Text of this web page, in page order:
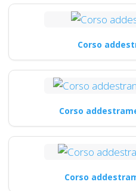
Corso
Corso
Corso